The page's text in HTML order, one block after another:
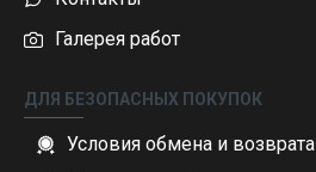
Галерея работ
ДЛЯ БЕЗОПАСНЫХ ПОКУПОК
Условия обмена и возврата